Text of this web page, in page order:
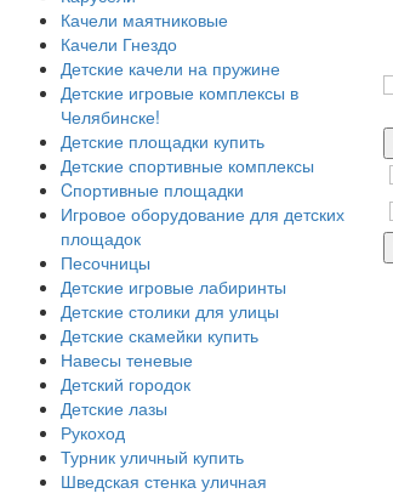
Качели маятниковые
Качели Гнездо
Детские качели на пружине
Детские игровые комплексы в
Челябинске!
Детские площадки купить
Детские спортивные комплексы
Cпортивные площадки
Игровое оборудование для детских
площадок
Песочницы
Детские игровые лабиринты
Детские столики для улицы
Детские скамейки купить
Навесы теневые
Детский городок
Детские лазы
Рукоход
Турник уличный купить
Шведская стенка уличная